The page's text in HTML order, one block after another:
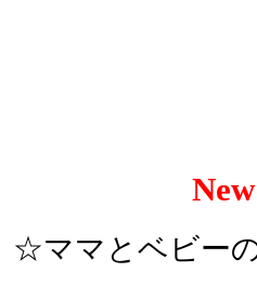
☆ママとベビー